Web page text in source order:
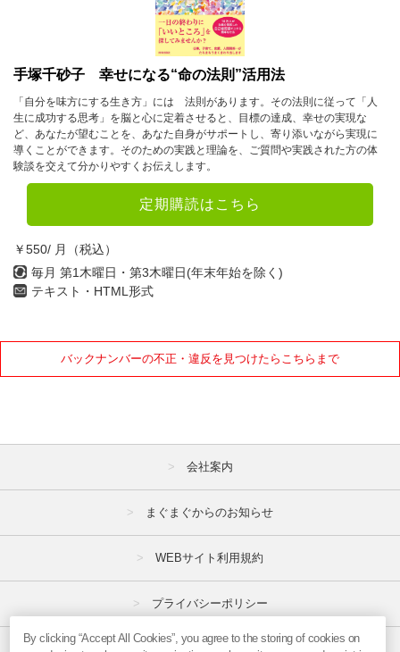
手塚千砂子 幸せになる“命の法則”活用法
「自分を味方にする生き方」には 法則があります。その法則に従って「人
生に成功する思考」を脳と心に定着させると、目標の達成、幸せの実現な
ど、あなたが望むことを、あなた自身がサポートし、寄り添いながら実現に
導くことができます。そのための実践と理論を、ご質問や実践された方の体
験談を交えて分かりやすくお伝えします。
定期購読はこちら
￥550/ 月（税込）
毎月 第1木曜日・第3木曜日(年末年始を除く)
テキスト・HTML形式
バックナンバーの不正・違反を見つけたらこちらまで
会社案内
まぐまぐからのお知らせ
WEBサイト利用規約
プライバシーポリシー
特定商取引法
By clicking “Accept All Cookies”, you agree to the storing of cookies on